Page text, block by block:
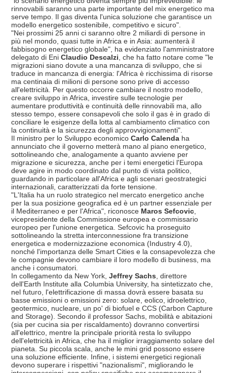
rinnovabili saranno una parte importante del mix energetico ma
serve tempo. Il gas diventa l'unica soluzione che garantisce un
modello energetico sostenibile, competitivo e sicuro".
"Nei prossimi 25 anni ci saranno oltre 2 miliardi di persone in
più nel mondo, quasi tutte in Africa e in Asia: aumenterà il
fabbisogno energetico globale", ha evidenziato l'amministratore
delegato di Eni Claudio Descalzi, che ha fatto notare come "le
migrazioni siano dovute a una mancanza di sviluppo, che si
traduce in mancanza di energia: l'Africa è ricchissima di risorse
ma centinaia di milioni di persone sono prive di accesso
all'elettricità. Per questo occorre cambiare il nostro modello,
creare sviluppo in Africa, investire sulle tecnologie per
aumentare produttività e continuità delle rinnovabili ma, allo
stesso tempo, essere consapevoli che solo il gas è in grado di
conciliare le esigenze della lotta al cambiamento climatico con
la continuità e la sicurezza degli approvvigionamenti".
Il ministro per lo Sviluppo economico Carlo Calenda ha
annunciato che il governo metterà mano al piano energetico,
sottolineando che, analogamente a quanto avviene per
migrazione e sicurezza, anche per i temi energetici l'Europa
deve agire in modo coordinato dal punto di vista politico,
guardando in particolare all'Africa e agli scenari geostrategici
internazionali, caratterizzati da forte tensione.
"L'Italia ha un ruolo strategico nel mercato energetico anche
per la sua posizione geografica ed è un partner essenziale per
il Mediterraneo e per l'Africa", riconosce Maros Sefcovic,
vicepresidente della Commissione europea e commissario
europeo per l'unione energetica. Sefcovic ha proseguito
sottolineando la stretta interconnessione fra transizione
energetica e modernizzazione economica (Industry 4.0),
nonché l'importanza delle Smart Cities e la consapevolezza che
le compagnie devono cambiare il loro modello di business, ma
anche i consumatori.
In collegamento da New York, Jeffrey Sachs, direttore
dell'Earth Institute alla Columbia University, ha sintetizzato che,
nel futuro, l'elettrificazione di massa dovrà essere basata su
basse emissioni o emissioni zero: solare, eolico, idroelettrico,
geotermico, nucleare, un po' di biofuel e CCS (Carbon Capture
and Storage). Secondo il professor Sachs, mobilità e abitazioni
(sia per cucina sia per riscaldamento) dovranno convertirsi
all'elettrico, mentre la principale priorità resta lo sviluppo
dell'elettricità in Africa, che ha il miglior irraggiamento solare del
pianeta. Su piccola scala, anche le mini grid possono essere
una soluzione efficiente. Infine, i sistemi energetici regionali
devono superare i rispettivi "nazionalismi", migliorando le